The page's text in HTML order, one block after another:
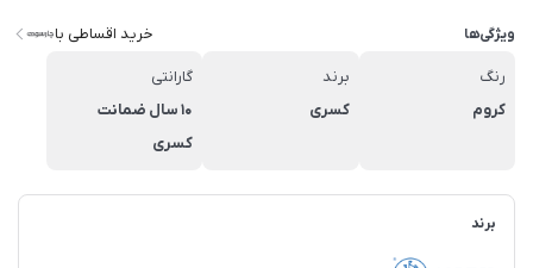
ویژگی‌ها خرید اقساطی با
رنگ
کروم
برند
کسری
گارانتی
10 سال ضمانت
کسری
برند